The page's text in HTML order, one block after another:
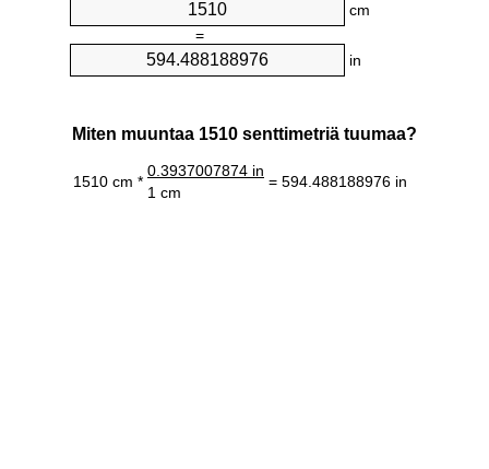
cm
=
in
Miten muuntaa 1510 senttimetriä tuumaa?
1510 cm *
0.3937007874 in
= 594.488188976 in
1 cm